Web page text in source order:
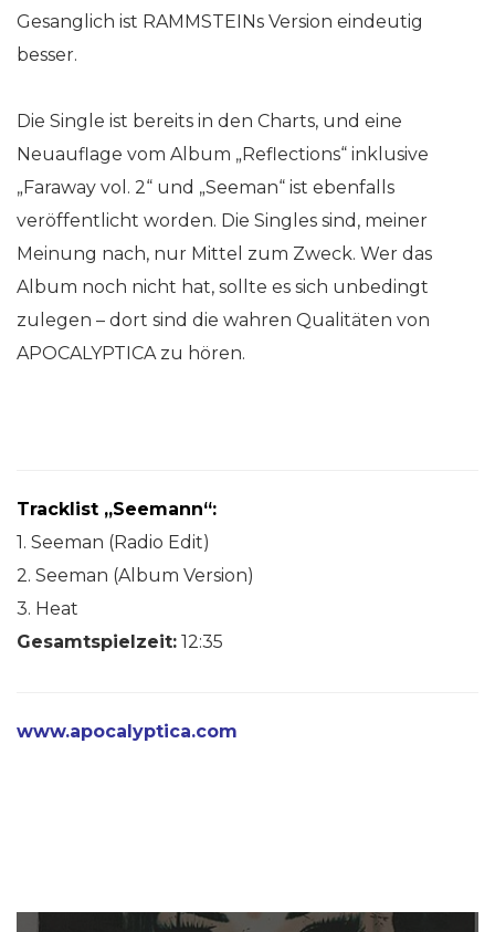
Gesanglich ist RAMMSTEINs Version eindeutig
besser.
Die Single ist bereits in den Charts, und eine
Neuauflage vom Album „Reflections“ inklusive
„Faraway vol. 2“ und „Seeman“ ist ebenfalls
veröffentlicht worden. Die Singles sind, meiner
Meinung nach, nur Mittel zum Zweck. Wer das
Album noch nicht hat, sollte es sich unbedingt
zulegen – dort sind die wahren Qualitäten von
APOCALYPTICA zu hören.
Tracklist „Seemann“:
1. Seeman (Radio Edit)
2. Seeman (Album Version)
3. Heat
Gesamtspielzeit: 12:35
www.apocalyptica.com